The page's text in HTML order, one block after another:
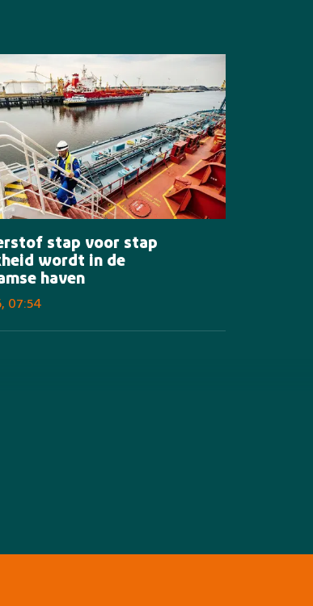
stap voor stap
wordt in de
haven
07:54